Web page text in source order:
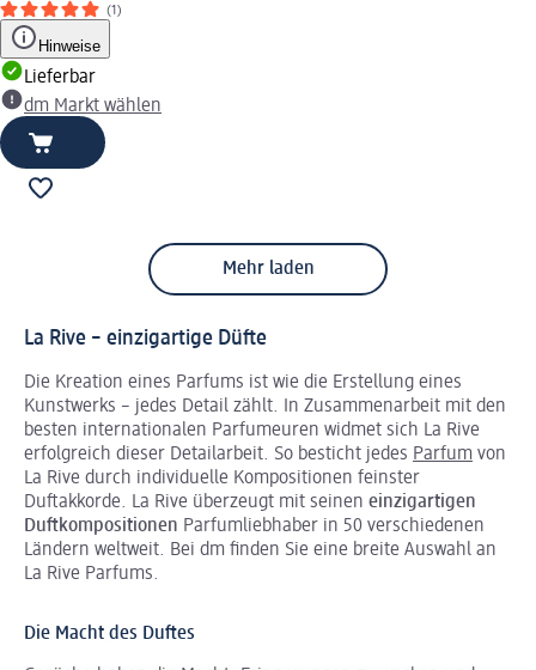
(1)
Hinweise
Lieferbar
dm Markt wählen
Mehr laden
La Rive – einzigartige Düfte
Die Kreation eines Parfums ist wie die Erstellung eines
Kunstwerks – jedes Detail zählt. In Zusammenarbeit mit den
besten internationalen Parfumeuren widmet sich La Rive
erfolgreich dieser Detailarbeit. So besticht jedes Parfum von
La Rive durch individuelle Kompositionen feinster
Duftakkorde. La Rive überzeugt mit seinen einzigartigen
Duftkompositionen Parfumliebhaber in 50 verschiedenen
Ländern weltweit. Bei dm finden Sie eine breite Auswahl an
La Rive Parfums.
Die Macht des Duftes